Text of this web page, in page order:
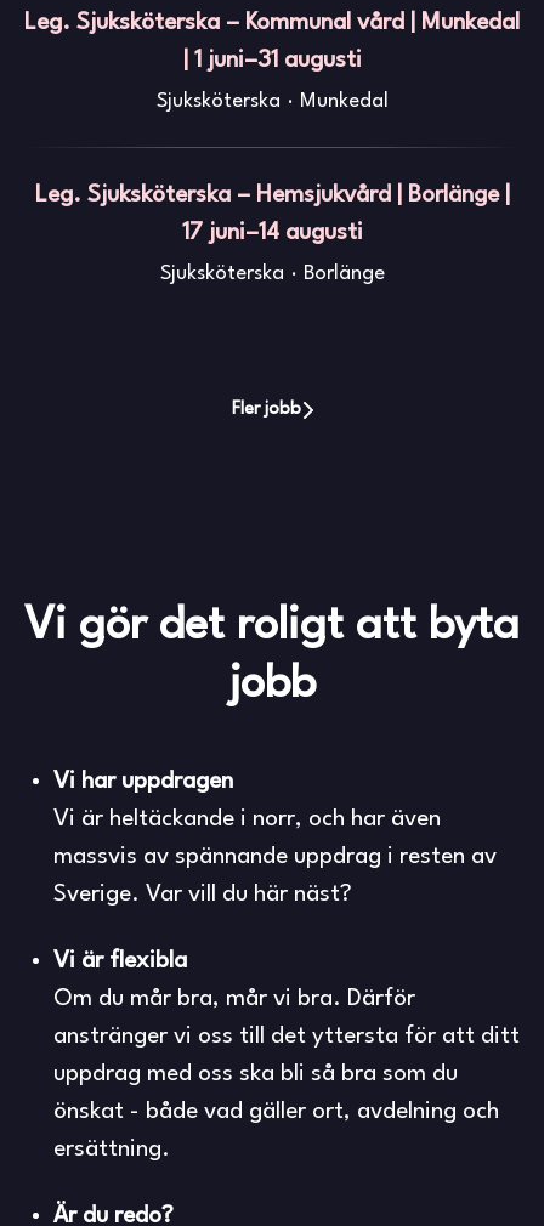
Leg. Sjuksköterska – Kommunal vård | Munkedal
| 1 juni–31 augusti
Sjuksköterska · Munkedal
Leg. Sjuksköterska – Hemsjukvård | Borlänge |
17 juni–14 augusti
Sjuksköterska · Borlänge
Fler jobb
Vi gör det roligt att byta
jobb
Vi har uppdragen
Vi är heltäckande i norr, och har även
massvis av spännande uppdrag i resten av
Sverige. Var vill du här näst?
Vi är flexibla
Om du mår bra, mår vi bra. Därför
anstränger vi oss till det yttersta för att ditt
uppdrag med oss ska bli så bra som du
önskat - både vad gäller ort, avdelning och
ersättning.
Är du redo?